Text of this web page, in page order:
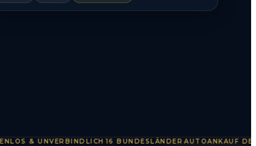
& UNVERBINDLICH·16 BUNDESLÄNDER·AUTOANKAUF